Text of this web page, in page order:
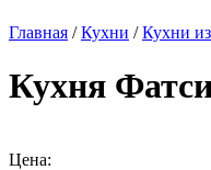
Главная /Кухни /Кухни
Кухня
Цена: